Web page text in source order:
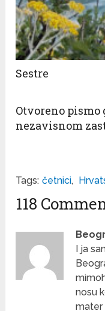
Sestre
Otvoreno pismo
nezavisnom
Tags: četnici,
118
I ja
nosu
mater